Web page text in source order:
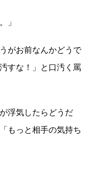
」
がお前なんかどうで
すな！」と口汚く罵
浮気したらどうだ
もっと相手の気持ち